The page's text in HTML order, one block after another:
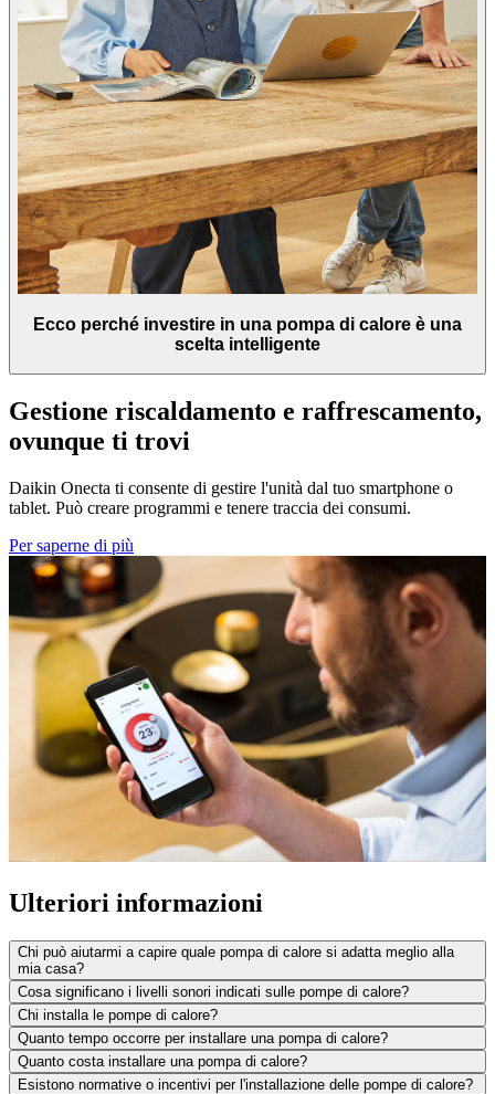
Ecco perché investire in una pompa di calore è una
scelta intelligente
Gestione riscaldamento e raffrescamento,
ovunque ti trovi
Daikin Onecta ti consente di gestire l'unità dal tuo smartphone o
tablet. Può creare programmi e tenere traccia dei consumi.
Per saperne di più
Ulteriori informazioni
Chi può aiutarmi a capire quale pompa di calore si adatta meglio alla
mia casa?
Cosa significano i livelli sonori indicati sulle pompe di calore?
Chi installa le pompe di calore?
Quanto tempo occorre per installare una pompa di calore?
Quanto costa installare una pompa di calore?
Esistono normative o incentivi per l'installazione delle pompe di calore?